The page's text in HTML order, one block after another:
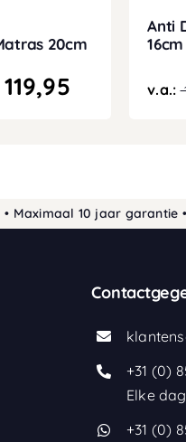
20cm
119,95
Anti
16cm
v.a.:
10 jaar garantie •
+31 (0)
Elke
+31 (0)